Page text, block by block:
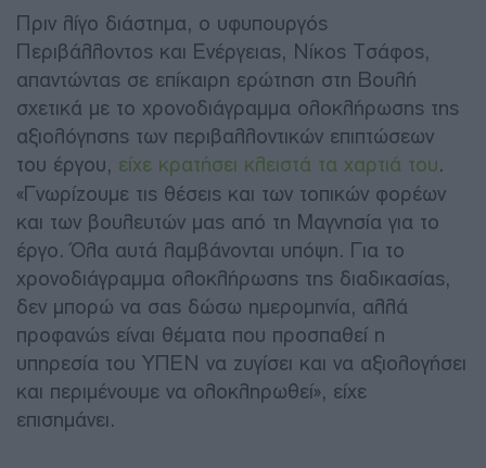
Πριν λίγο διάστημα, ο υφυπουργός
Περιβάλλοντος και Ενέργειας, Νίκος Τσάφος,
απαντώντας σε επίκαιρη ερώτηση στη Βουλή
σχετικά με το χρονοδιάγραμμα ολοκλήρωσης της
αξιολόγησης των περιβαλλοντικών επιπτώσεων
του έργου, είχε κρατήσει κλειστά τα χαρτιά του.
«Γνωρίζουμε τις θέσεις και των τοπικών φορέων
και των βουλευτών μας από τη Μαγνησία για το
έργο. Όλα αυτά λαμβάνονται υπόψη. Για το
χρονοδιάγραμμα ολοκλήρωσης της διαδικασίας,
δεν μπορώ να σας δώσω ημερομηνία, αλλά
προφανώς είναι θέματα που προσπαθεί η
υπηρεσία του ΥΠΕΝ να ζυγίσει και να αξιολογήσει
και περιμένουμε να ολοκληρωθεί», είχε
επισημάνει.